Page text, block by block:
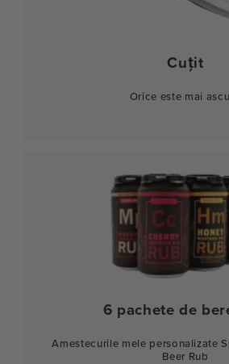
Cuțit
Orice este mai
6 pachete de
Amestecurile mele personalizate
Beer Rub